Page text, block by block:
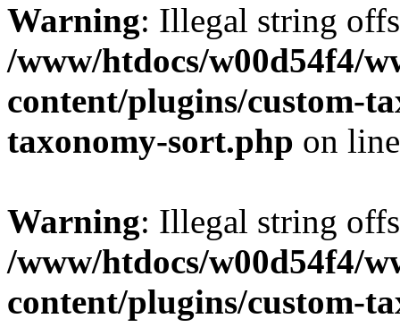
Warning: Illegal string
/www/htdocs/w00d54f4/
content/plugins/custom-
taxonomy-sort.php on
Warning: Illegal string
/www/htdocs/w00d54f4/
content/plugins/custom-